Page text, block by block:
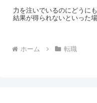
力を注いでいるのにどうに
結果が得られないといった
ホーム 転職